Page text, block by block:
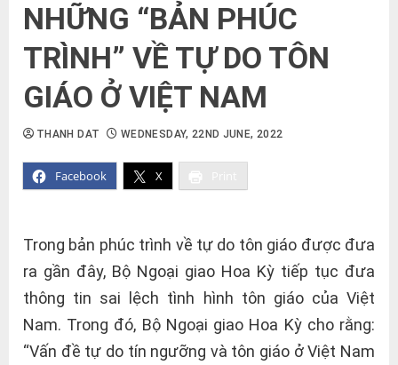
NHỮNG “BẢN PHÚC
TRÌNH” VỀ TỰ DO TÔN
GIÁO Ở VIỆT NAM
Facebook X
THANH DAT WEDNESDAY, 22ND JUNE, 2022
Trong bản phúc trình về tự do tôn giáo được đưa
ra gần đây, Bộ Ngoại giao Hoa Kỳ tiếp tục đưa
thông tin sai lệch tình hình tôn giáo của Việt
Nam. Trong đó, Bộ Ngoại giao Hoa Kỳ cho rằng:
“Vấn đề tự do tín ngưỡng và tôn giáo ở Việt Nam